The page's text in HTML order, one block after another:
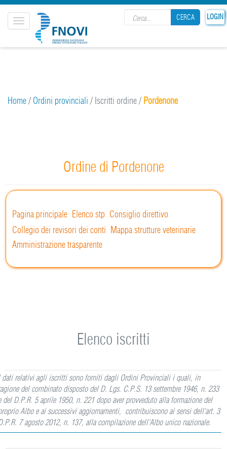
25
LOGIN
CERCA
Toggle
navigation
Home/ Ordini provinciali / Iscritti ordine/ Pordenone
Ordine di Pordenone
Pagina principale Elenco stp Consiglio direttivo
Collegio dei revisori dei conti Mappa strutture veterinarie
Amministrazione trasparente
Elenco iscritti
dati relativi agli iscritti sono forniti dagli Ordini Provinciali i quali, in
del combinato disposto del D. Lgs. C.P.S. 13 settembre 1946, n. 233
del D.P.R. 5 aprile 1950, n. 221 dopo aver provveduto alla formazione del
Albo e ai successivi aggiornamenti, contribuiscono ai sensi dell'art. 3
7 agosto 2012, n. 137, alla compilazione dell'Albo unico nazionale.